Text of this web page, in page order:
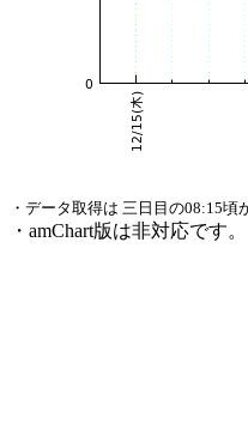
・データ取得は 三日目の08:15頃
・amChart版は非対応です。